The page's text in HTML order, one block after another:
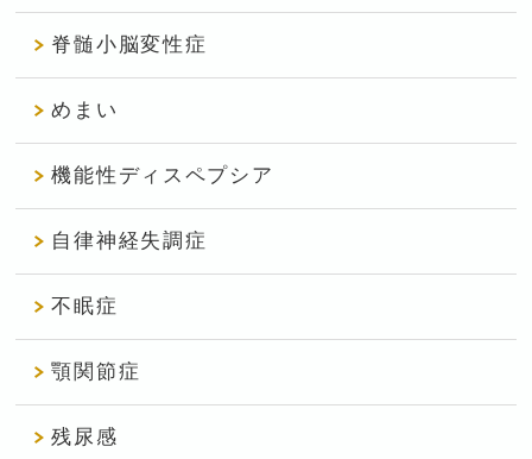
脊髄小脳変性症
めまい
機能性ディスペプシア
自律神経失調症
不眠症
顎関節症
残尿感